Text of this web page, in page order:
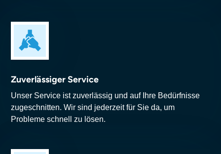
Zuverlässiger Service
Unser Service ist zuverlässig und auf Ihre Bedürfnisse
zugeschnitten. Wir sind jederzeit für Sie da, um
Probleme schnell zu lösen.